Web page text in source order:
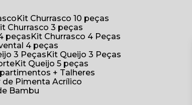
Kit Churrasco 10 peças
Kit Churrasco 3 peças
peças
Kit Churrasco 4 Peças
4 peças
3 Peças
Kit Queijo 3 Peças
Kit Queijo 5 peças
+ Talheres
de Pimenta Acrílico
Bambu